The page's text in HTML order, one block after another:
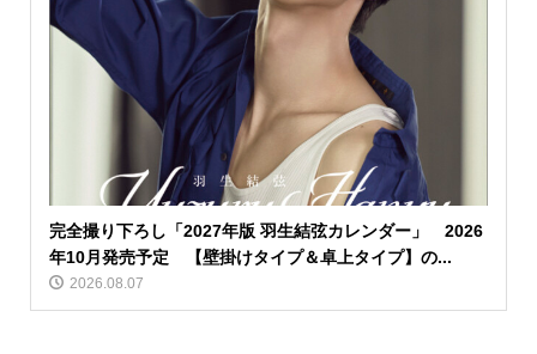
完全撮り下ろし「2027年版 羽生結弦カレンダー」 2026
年10月発売予定 【壁掛けタイプ＆卓上タイプ】の...
2026.08.07